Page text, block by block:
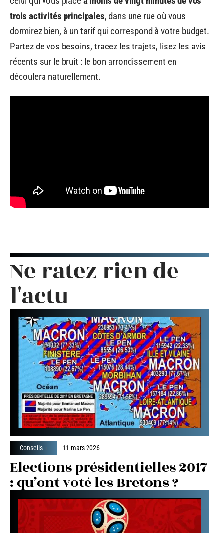
trois activités principales, dans une rue où vous
dormirez bien, à un tarif qui correspond à votre budget.
Partez de vos besoins, tracez les trajets, lisez les avis
récents sur le bruit : le bon arrondissement en
découlera naturellement.
Ne ratez rien de
l'actu
Conseils 11 mars 2026
Elections présidentielles 2017
: qu’ont voté les Bretons ?